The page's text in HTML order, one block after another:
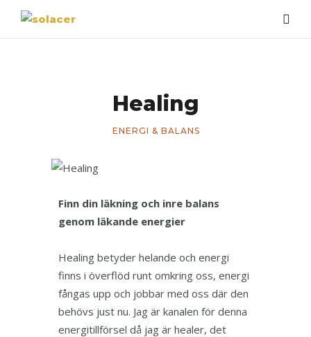
Healing
ENERGI & BALANS
Finn din läkning och inre balans
genom läkande energier
Healing betyder helande och energi
finns i överflöd runt omkring oss, energi
fångas upp och jobbar med oss där den
behövs just nu. Jag är kanalen för denna
energitillförsel då jag är healer, det